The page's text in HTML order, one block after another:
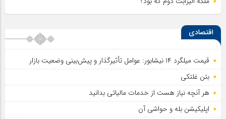
اقتصادی
قیمت میلگرد ۱۴ نیشابور: عوامل تأثیرگذار و پیش‌بینی وضعیت بازار
بتن غلتکی
هر آنچه نیاز هست از خدمات مالیاتی بدانید
اپلیکیشن بله و حواشی آن